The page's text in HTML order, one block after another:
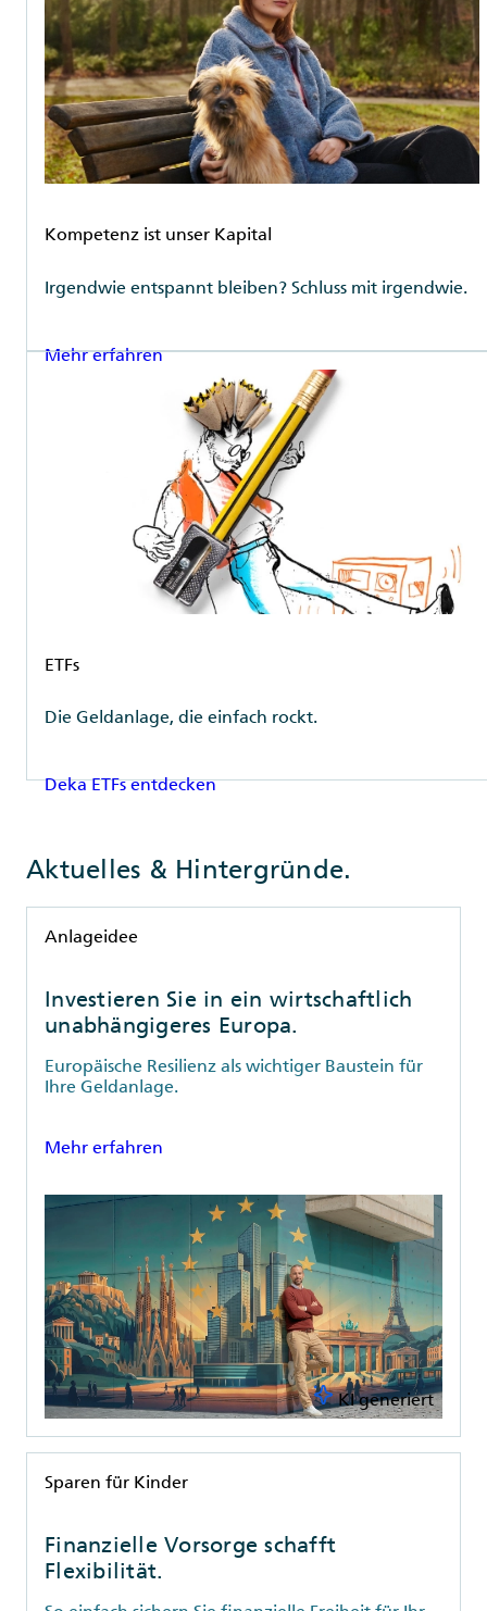
Rubrik
Kompetenz ist unser Kapital
Irgendwie entspannt bleiben? Schluss mit irgendwie.
Mehr erfahren
Rubrik
ETFs
Die Geldanlage, die einfach rockt.
Deka ETFs entdecken
Aktuelles & Hintergründe.
Rubrik
Anlageidee
Investieren Sie in ein wirtschaftlich
unabhängigeres Europa.
Europäische Resilienz als wichtiger Baustein für
Ihre Geldanlage.
Mehr erfahren
KI generiert
Rubrik
Sparen für Kinder
Finanzielle Vorsorge schafft
Flexibilität.